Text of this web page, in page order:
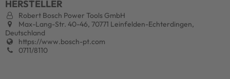
HERSTELLER
Robert Bosch Power Tools GmbH
Max-Lang-Str. 40-46, 70771 Leinfelden-Echterdingen,
Deutschland
https://www.bosch-pt.com
0711/8110